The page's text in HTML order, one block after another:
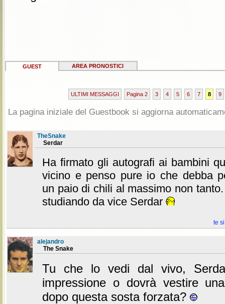
GUEST AREA PRONOSTICI
ULTIMI MESSAGGI Pagina 2 3 4 5 6 7 8 9
La pagina iniziale del Guestbook si aggiorna
TheSnake
Serdar
Ha firmato gli autografi ai bambini
vicino e penso pure io che debba
un paio di chili al massimo non
studiando da vice Serdar
te
alejandro
The Snake
Tu che lo vedi dal vivo,
impressione o dovrà vestire
dopo questa sosta forzata?